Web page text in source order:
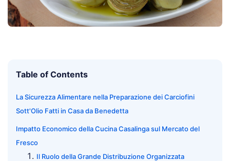
Table of Contents
La Sicurezza Alimentare nella Preparazione dei Carciofini
Sott'Olio Fatti in Casa da Benedetta
Impatto Economico della Cucina Casalinga sul Mercato del
Fresco
Il Ruolo della Grande Distribuzione Organizzata